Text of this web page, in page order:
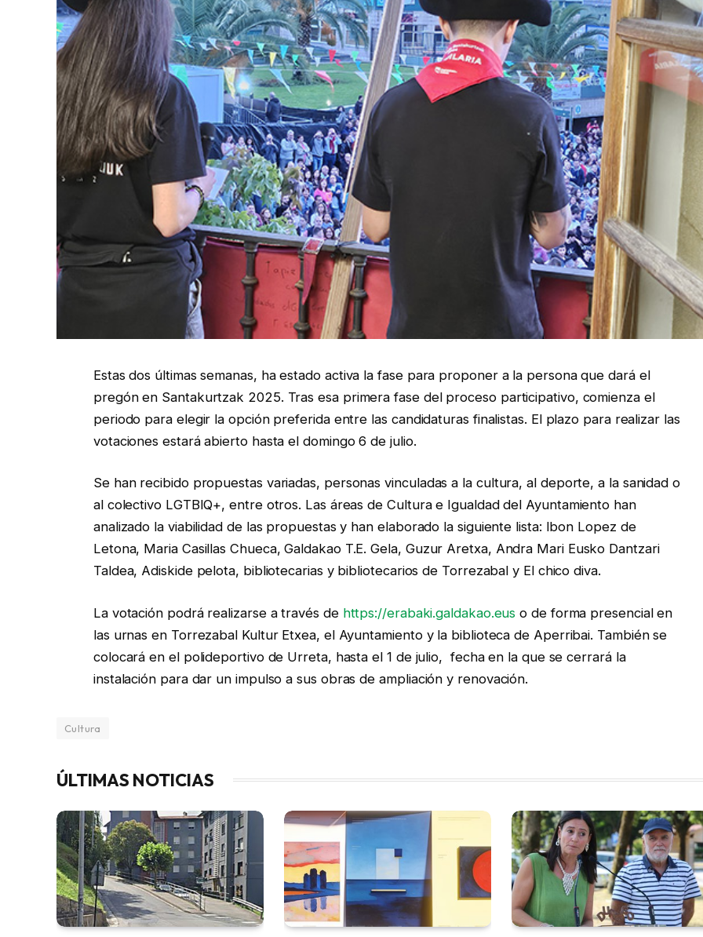
Estas dos últimas semanas, ha estado activa la fase para proponer a la persona que dará el
pregón en Santakurtzak 2025. Tras esa primera fase del proceso participativo, comienza el
periodo para elegir la opción preferida entre las candidaturas finalistas. El plazo para realizar las
votaciones estará abierto hasta el domingo 6 de julio.
Se han recibido propuestas variadas, personas vinculadas a la cultura, al deporte, a la sanidad o
al colectivo LGTBIQ+, entre otros. Las áreas de Cultura e Igualdad del Ayuntamiento han
analizado la viabilidad de las propuestas y han elaborado la siguiente lista: Ibon Lopez de
Letona, Maria Casillas Chueca, Galdakao T.E. Gela, Guzur Aretxa, Andra Mari Eusko Dantzari
Taldea, Adiskide pelota, bibliotecarias y bibliotecarios de Torrezabal y El chico diva.
La votación podrá realizarse a través de https://erabaki.galdakao.eus o de forma presencial en
las urnas en Torrezabal Kultur Etxea, el Ayuntamiento y la biblioteca de Aperribai. También se
colocará en el polideportivo de Urreta, hasta el 1 de julio, fecha en la que se cerrará la
instalación para dar un impulso a sus obras de ampliación y renovación.
Cultura
ÚLTIMAS NOTICIAS